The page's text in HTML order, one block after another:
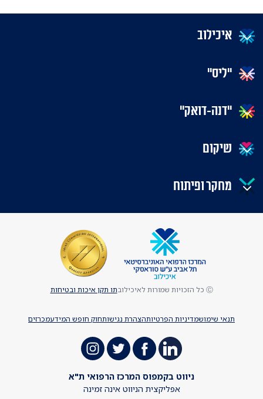
איכילוב
"ליס"
"דנה-דואק"
שיקום
מחקר ופיתוח
תנאי שימושמדיניות הפרטיותהצהרת נגישותחוק חופש המידעמכרזים
Ⓒ כל הזכויות שמורות לאיכילוב תו תקן איכות ובטיחות
ניווט בקמפוס המרכז הרפואי ת"א
אפליקצית הניווט אינה זמינה